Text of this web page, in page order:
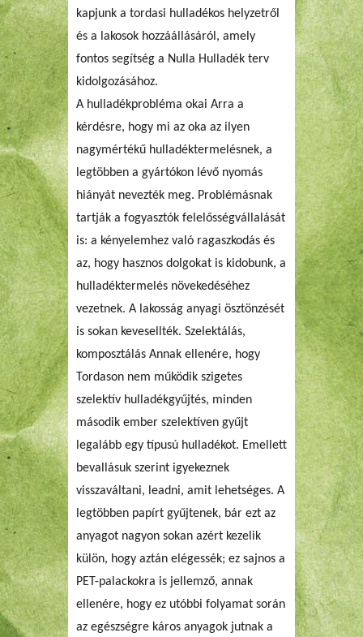
kapjunk a tordasi hulladékos helyzetről
és a lakosok hozzáállásáról, amely
fontos segítség a Nulla Hulladék terv
kidolgozásához.
A hulladékprobléma okai Arra a
kérdésre, hogy mi az oka az ilyen
nagymértékű hulladéktermelésnek, a
legtöbben a gyártókon lévő nyomás
hiányát nevezték meg. Problémásnak
tartják a fogyasztók felelősségvállalását
is: a kényelemhez való ragaszkodás és
az, hogy hasznos dolgokat is kidobunk, a
hulladéktermelés növekedéséhez
vezetnek. A lakosság anyagi ösztönzését
is sokan kevesellték. Szelektálás,
komposztálás Annak ellenére, hogy
Tordason nem működik szigetes
szelektív hulladékgyűjtés, minden
második ember szelektíven gyűjt
legalább egy típusú hulladékot. Emellett
bevallásuk szerint igyekeznek
visszaváltani, leadni, amit lehetséges. A
legtöbben papírt gyűjtenek, bár ezt az
anyagot nagyon sokan azért kezelik
külön, hogy aztán elégessék; ez sajnos a
PET-palackokra is jellemző, annak
ellenére, hogy ez utóbbi folyamat során
az egészségre káros anyagok jutnak a